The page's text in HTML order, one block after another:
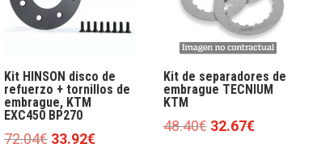
Kit HINSON disco de
refuerzo + tornillos de
embrague, KTM
EXC450 BP270
72.04€ El
33.92€El
Kit de separadores de
embrague TECNIUM
KTM
48.40€ El
32.67€El